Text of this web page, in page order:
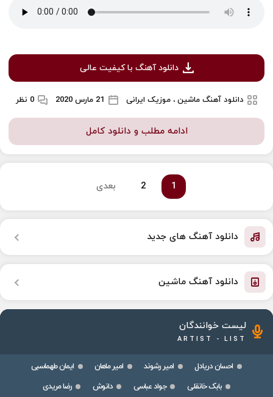
دانلود آهنگ با کیفیت عالی
دانلود آهنگ ماشین ، موزیک ایرانی 21 مارس 2020 0 نظر
ادامه مطلب و دانلود کامل
1
2 بعدی
دانلود آهنگ های جدید
دانلود آهنگ ماشین
لیست خوانندگان
ARTIST - LIST
احسان دریادل امیر رشوند امیر ماهان
ایمان طهماسبی
بابک خانقلی
جواد عباسی دانوش
رضا مریدی